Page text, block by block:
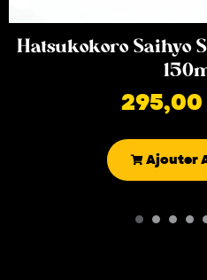
Hatsukokoro Saihyo
295,00
Ajouter